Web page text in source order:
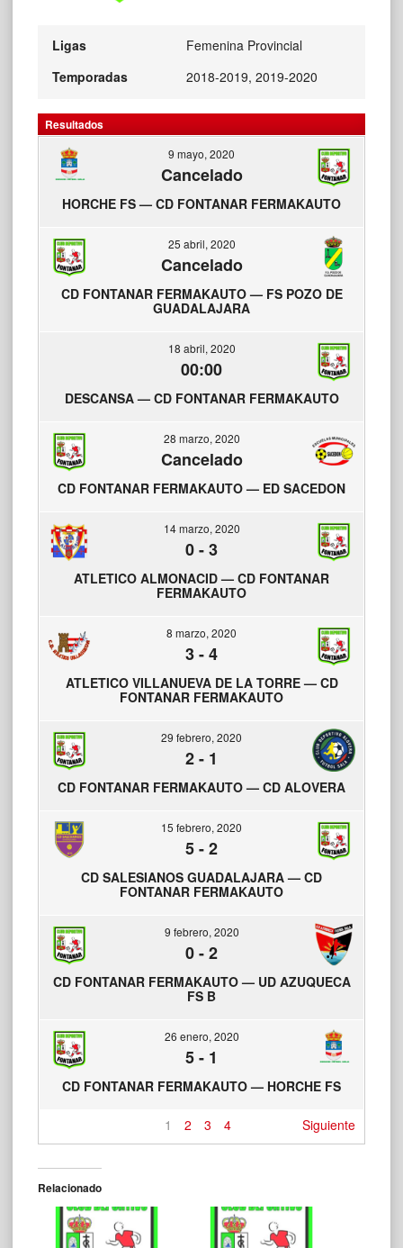
Ligas
Femenina Provincial
Temporadas
2018-2019, 2019-2020
Resultados
9 mayo, 2020
Cancelado
HORCHE FS — CD FONTANAR FERMAKAUTO
25 abril, 2020
Cancelado
CD FONTANAR FERMAKAUTO — FS POZO DE
GUADALAJARA
18 abril, 2020
00:00
DESCANSA — CD FONTANAR FERMAKAUTO
28 marzo, 2020
Cancelado
CD FONTANAR FERMAKAUTO — ED SACEDON
14 marzo, 2020
0-3
ATLETICO ALMONACID — CD FONTANAR
FERMAKAUTO
8 marzo, 2020
3-4
ATLETICO VILLANUEVA DE LA TORRE — CD
FONTANAR FERMAKAUTO
29 febrero, 2020
2- 1
CD FONTANAR FERMAKAUTO — CD ALOVERA
15 febrero, 2020
5-2
CD SALESIANOS GUADALAJARA — CD
FONTANAR FERMAKAUTO
9 febrero, 2020
0-2
CD FONTANAR FERMAKAUTO — UD AZUQUECA
FS B
26 enero, 2020
5- 1
CD FONTANAR FERMAKAUTO — HORCHE FS
1 2 3 4 Siguiente
Relacionado